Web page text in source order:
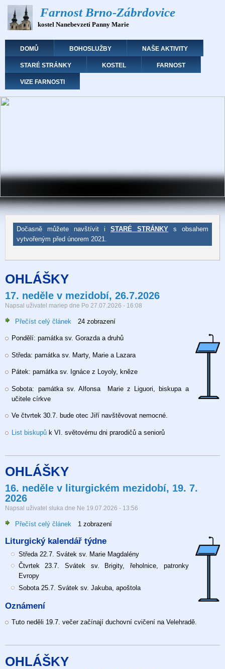
Přejít
hlavnímu
Farnost Brno-Zábrdovice
kostel Nanebevzetí Panny Marie
Hlavní navigace
DOMŮ BOHOSLUŽBY NAŠE AKTIVITY
STARÉ STRÁNKY KOSTEL FARNOST
VIZE FARNOSTI
Dočasně můžete navštívit iSTARÉ STRÁNKY s obsahem
vytvořeným před únorem 2021.
OHLÁŠKY
17. neděle v mezidobí, 26.7.2026
Napsal uživatel mariep dne Po 27.07.2026 - 16:08
Přečíst celý článek
neděle
v
26.7.2026
24 zobrazení
Pondělí: památka sv. Gorazda a druhů
Středa: památka sv. Marty, Marie a Lazara
Pátek: památka sv. Ignáce z Loyoly, kněze
Sobota: památka sv. Alfonsa Marie z Liguori, biskupa a
učitele církve
Ve čtvrtek 30.7. bude otec Jiří navštěvovat nemocné.
List biskupů k VI. světovému dni prarodičů a seniorů
OHLÁŠKY
16. neděle v liturgickém mezidobí, 19. 7.
2026
Napsal uživatel sluka dne Ne 19.07.2026 - 13:56
Přečíst celý článek
neděle
v
liturgickém
19.
1 zobrazení
Liturgický kalendář týdne
Středa 22.7. Svátek sv. Marie Magdalény
Čtvrtek 23.7. Svátek sv. Brigity, řeholnice, patronky
Evropy
Sobota 25.7. Svátek sv. Jakuba, apoštola
Oznámení
Tuto neděli 19.7. večer začínají duchovní cvičení na Velehradě.
OHLÁŠKY